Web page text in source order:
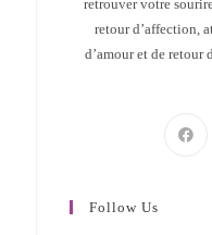
retrouver votre
retour d’affection,
d’amour et de retour
Follow Us